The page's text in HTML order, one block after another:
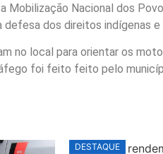
Mobilização Nacional dos
defesa dos direitos indígenas
no local para orientar os
foi feito feito pelo
DESTAQUE